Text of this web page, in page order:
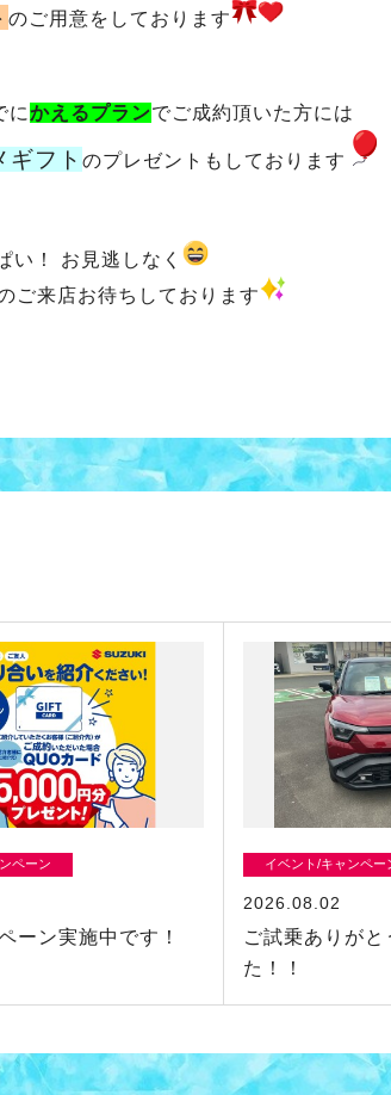
のご用意をしております
にかえるプランでご成約頂いた方には
ギフト のプレゼントもしております
い！ お見逃しなく
ご来店お待ちしております
ペーン
ーン実施中です！
イベント/キャンペー
2026.08.02
ご試乗ありがと
た！！